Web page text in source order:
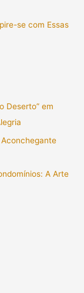
se com Essas
Deserto” em
A Arte